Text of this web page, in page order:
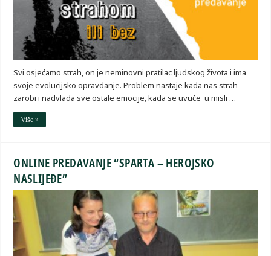
Svi osjećamo strah, on je neminovni pratilac ljudskog života i ima
svoje evolucijsko opravdanje. Problem nastaje kada nas strah
zarobi i nadvlada sve ostale emocije, kada se uvuče u misli …
Više »
ONLINE PREDAVANJE “SPARTA – HEROJSKO
NASLIJEĐE”